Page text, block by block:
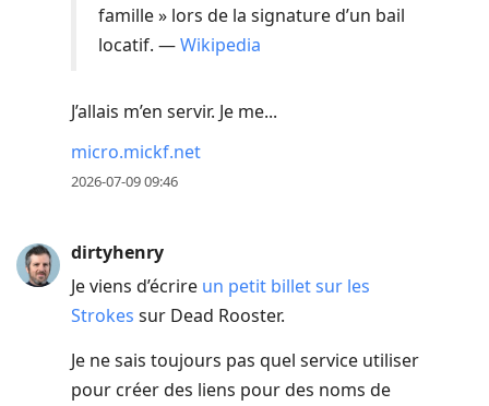
famille » lors de la signature d’un bail
locatif. —Wikipedia
J’allais m’en servir. Je me...
micro.mickf.net
2026-07-09 09:46
dirtyhenry
Je viens d’écrire un petit billet sur les
Strokes sur Dead Rooster.
Je ne sais toujours pas quel service utiliser
pour créer des liens pour des noms de